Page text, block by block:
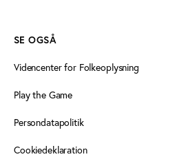
SE OGSÅ
Videncenter for Folkeoplysning
Play the Game
Persondatapolitik
Cookiedeklaration